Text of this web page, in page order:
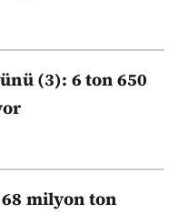
(3): 6 ton 650
milyon ton